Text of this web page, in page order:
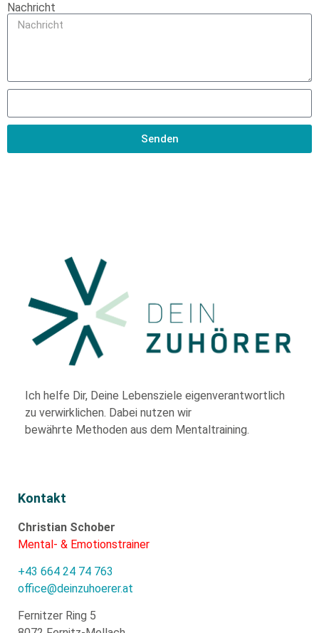
Nachricht
Senden
Ich helfe Dir, Deine Lebensziele eigenverantwortlich
zu verwirklichen. Dabei nutzen wir
bewährte Methoden aus dem Mentaltraining.
Kontakt
Christian Schober
Mental- & Emotionstrainer
+43 664 24 74 763
office@deinzuhoerer.at
Fernitzer Ring 5